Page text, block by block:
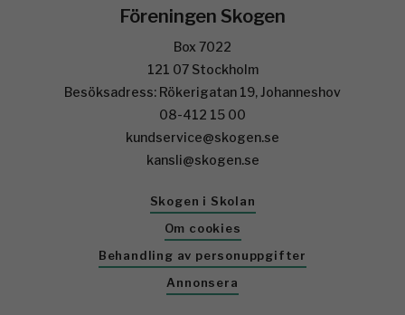
Föreningen Skogen
Box 7022
121 07 Stockholm
Besöksadress: Rökerigatan 19, Johanneshov
08-412 15 00
kundservice@skogen.se
kansli@skogen.se
Skogen i Skolan
Om cookies
Behandling av personuppgifter
Annonsera